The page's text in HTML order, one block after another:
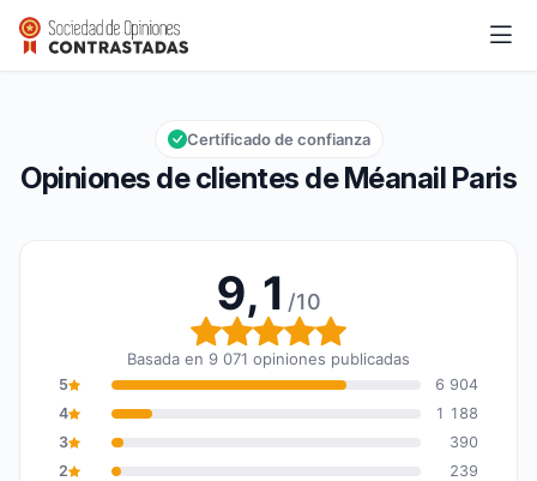
Méanail Paris
Calificación global: 9,1 de 10
9,1/10
Opiniones de clientes de Méanail Paris
Certificado de confianza
9,1 /10
Calificación global: 9,1
Basada en 9 071 opiniones publicadas
5
6 904
4
1 188
3
390
2
239